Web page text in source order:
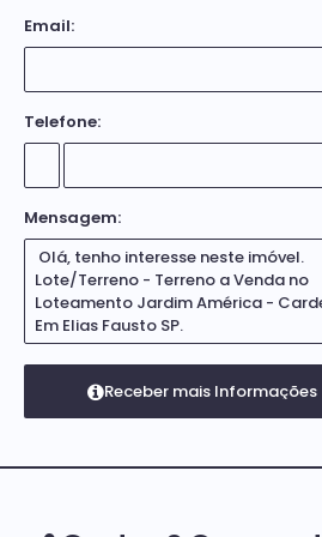
Email:
Telefone:
Mensagem: